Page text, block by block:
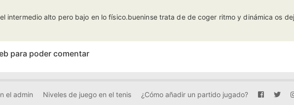
intermedio alto pero bajo en lo físico.bueninse trata de de coger ritmo y dinámica os
para poder comentar
el admin Niveles de juego en el tenis ¿Cómo añadir un partido jugado?